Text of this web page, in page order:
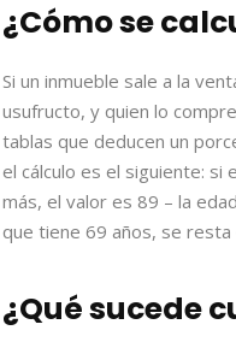
¿Cómo se
Si un inmueble sale a la
usufructo, y quien lo
tablas que deducen un
el cálculo es el siguiente:
más, el valor es 89 – la
que tiene 69 años, se
¿Qué sucede